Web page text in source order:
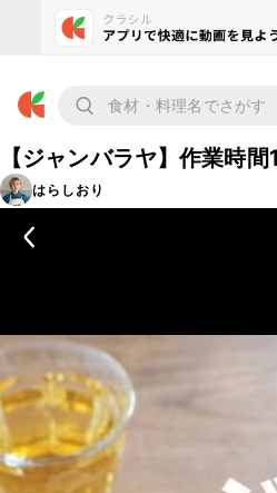
【ジャンバラヤ】作業時
はらしおり